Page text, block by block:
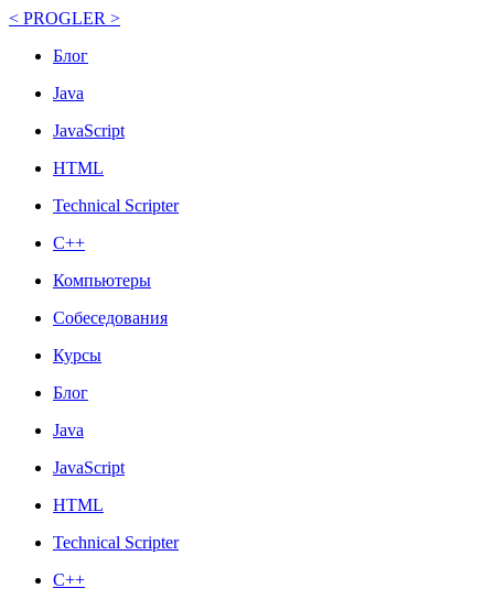
< PROGLER >
Блог
Java
JavaScript
HTML
Technical Scripter
C++
Компьютеры
Собеседования
Курсы
Блог
Java
JavaScript
HTML
Technical Scripter
C++